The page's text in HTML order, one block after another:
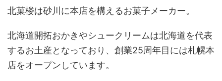
北菓楼は砂川に本店を構えるお菓子メーカー。
北海道開拓おかきやシュークリームは北海道を代表
するお土産となっており、創業25周年目には札幌本
店をオープンしています。